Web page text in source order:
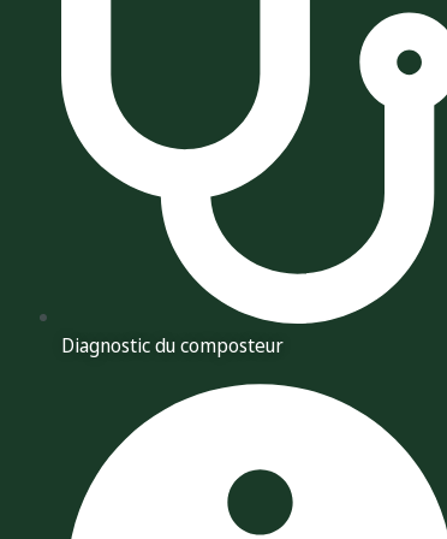
Diagnostic du composteur